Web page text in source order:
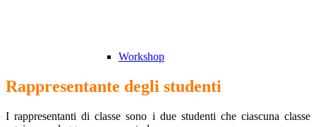
Workshop
Rappresentante degli studenti
I rappresentanti di classe sono i due studenti che ciascuna classe